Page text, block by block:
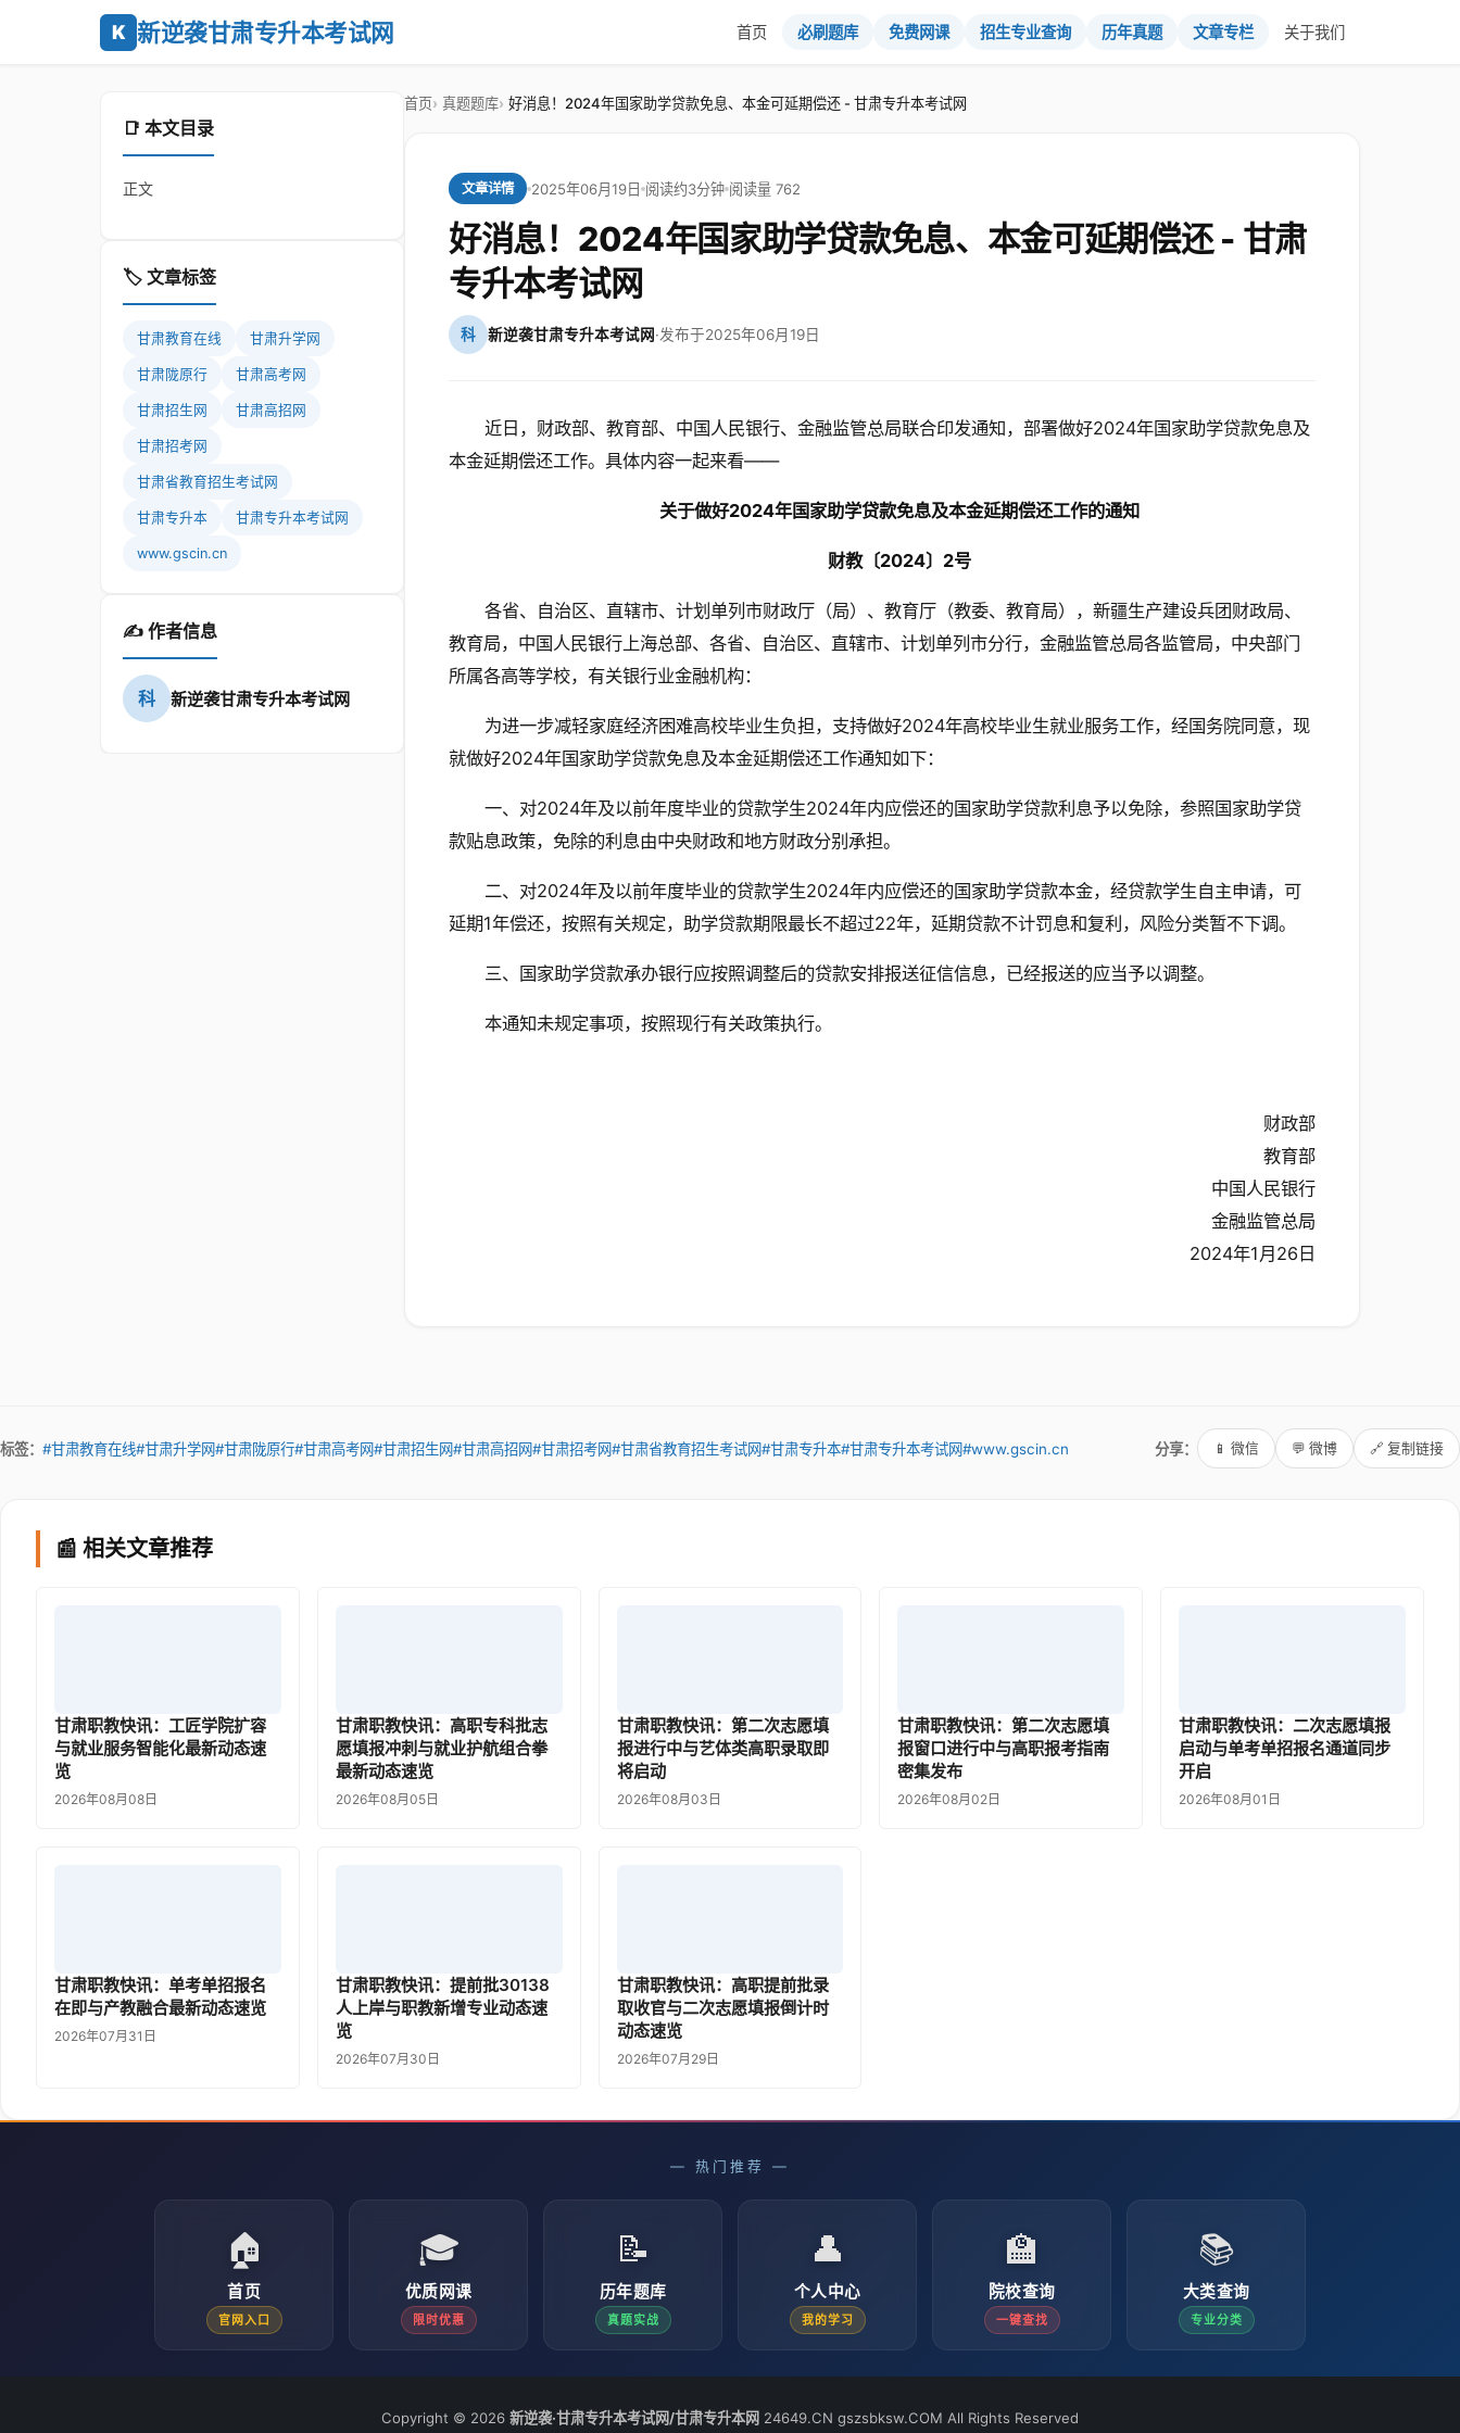
K 新逆袭甘肃专升本考试网 首页 必刷题库 免费网课 招生专业查询 历年真题 文章专栏 关于我们
📑 本文目录
正文
🏷️ 文章标签
甘肃教育在线 甘肃升学网
甘肃陇原行 甘肃高考网
甘肃招生网 甘肃高招网
甘肃招考网
甘肃省教育招生考试网
甘肃专升本 甘肃专升本考试网
www.gscin.cn
✍️ 作者信息
科 新逆袭甘肃专升本考试网
首页 真题题库 好消息！2024年国家助学贷款免息、本金可延期偿还 - 甘肃专升本考试网
文章详情 2025年06月19日 阅读约3分钟 阅读量 762
好消息！2024年国家助学贷款免息、本金可延期偿还 - 甘肃
专升本考试网
科 新逆袭甘肃专升本考试网·发布于2025年06月19日
近日，财政部、教育部、中国人民银行、金融监管总局联合印发通知，部署做好2024年国家助学贷款免息及
本金延期偿还工作。具体内容一起来看——
关于做好2024年国家助学贷款免息及本金延期偿还工作的通知
财教〔2024〕2号
各省、自治区、直辖市、计划单列市财政厅（局）、教育厅（教委、教育局），新疆生产建设兵团财政局、
教育局，中国人民银行上海总部、各省、自治区、直辖市、计划单列市分行，金融监管总局各监管局，中央部门
所属各高等学校，有关银行业金融机构：
为进一步减轻家庭经济困难高校毕业生负担，支持做好2024年高校毕业生就业服务工作，经国务院同意，现
就做好2024年国家助学贷款免息及本金延期偿还工作通知如下：
一、对2024年及以前年度毕业的贷款学生2024年内应偿还的国家助学贷款利息予以免除，参照国家助学贷
款贴息政策，免除的利息由中央财政和地方财政分别承担。
二、对2024年及以前年度毕业的贷款学生2024年内应偿还的国家助学贷款本金，经贷款学生自主申请，可
延期1年偿还，按照有关规定，助学贷款期限最长不超过22年，延期贷款不计罚息和复利，风险分类暂不下调。
三、国家助学贷款承办银行应按照调整后的贷款安排报送征信信息，已经报送的应当予以调整。
本通知未规定事项，按照现行有关政策执行。
财政部
教育部
中国人民银行
金融监管总局
2024年1月26日
标签： #甘肃教育在线#甘肃升学网#甘肃陇原行#甘肃高考网#甘肃招生网#甘肃高招网#甘肃招考网#甘肃省教育招生考试网#甘肃专升本#甘肃专升本考试网#www.gscin.cn 分享： 📱 微信 💬 微博 🔗 复制链接
📰 相关文章推荐
甘肃职教快讯：工匠学院扩容
与就业服务智能化最新动态速
览
2026年08月08日
甘肃职教快讯：高职专科批志
愿填报冲刺与就业护航组合拳
最新动态速览
2026年08月05日
甘肃职教快讯：第二次志愿填
报进行中与艺体类高职录取即
将启动
2026年08月03日
甘肃职教快讯：第二次志愿填
报窗口进行中与高职报考指南
密集发布
2026年08月02日
甘肃职教快讯：二次志愿填报
启动与单考单招报名通道同步
开启
2026年08月01日
甘肃职教快讯：单考单招报名
在即与产教融合最新动态速览
2026年07月31日
甘肃职教快讯：提前批30138
人上岸与职教新增专业动态速
览
2026年07月30日
甘肃职教快讯：高职提前批录
取收官与二次志愿填报倒计时
动态速览
2026年07月29日
— 热门推荐 —
🏠
首页
官网入口
🎓
优质网课
限时优惠
📝
历年题库
真题实战
👤
个人中心
我的学习
🏫
院校查询
一键查找
📚
大类查询
专业分类
Copyright © 2026 新逆袭·甘肃专升本考试网/甘肃专升本网 24649.CN gszsbksw.COM All Rights Reserved